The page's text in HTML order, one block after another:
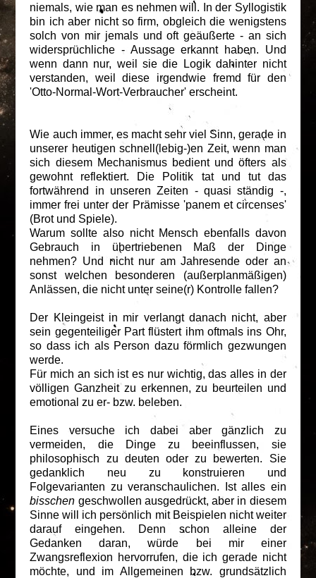
niemals, wie man es nehmen will. In der Syllogistik
bin ich aber nicht so firm, obgleich die wenigstens
solch von mir jemals und oft geäußerte - an sich
widersprüchliche - Aussage erkannt haben. Und
wenn dann nur, weil sie die Logik dahinter nicht
verstanden, weil diese irgendwie fremd für den
'Otto-Normal-Wort-Verbraucher' erscheint.
Wie auch immer, es macht sehr viel Sinn, gerade in
unserer heutigen schnell(lebig-)en Zeit, wenn man
sich diesem Mechanismus bedient und öfters als
gewohnt reflektiert. Die Politik tat und tut das
fortwährend in unseren Zeiten - quasi ständig -,
immer frei unter der Prämisse 'panem et circenses'
(Brot und Spiele).
Warum sollte also nicht Mensch ebenfalls davon
Gebrauch in übertriebenen Maß der Dinge
nehmen? Und nicht nur am Jahresende oder an
sonst welchen besonderen (außerplanmäßigen)
Anlässen, die nicht unter seine(r) Kontrolle fallen?
Der Kleingeist in mir verlangt danach nicht, aber
sein gegenteiliger Part flüstert ihm oftmals ins Ohr,
so dass ich als Person dazu förmlich gezwungen
werde.
Für mich an sich ist es nur wichtig, das alles in der
völligen Ganzheit zu erkennen, zu beurteilen und
emotional zu er- bzw. beleben.
Eines versuche ich dabei aber gänzlich zu
vermeiden, die Dinge zu beeinflussen, sie
philosophisch zu deuten oder zu bewerten. Sie
gedanklich neu zu konstruieren und
Folgevarianten zu veranschaulichen. Ist alles ein
bisschen geschwollen ausgedrückt, aber in diesem
Sinne will ich persönlich mit Beispielen nicht weiter
darauf eingehen. Denn schon alleine der
Gedanken daran, würde bei mir einer
Zwangsreflexion hervorrufen, die ich gerade nicht
möchte, und im Allgemeinen bzw. grundsätzlich